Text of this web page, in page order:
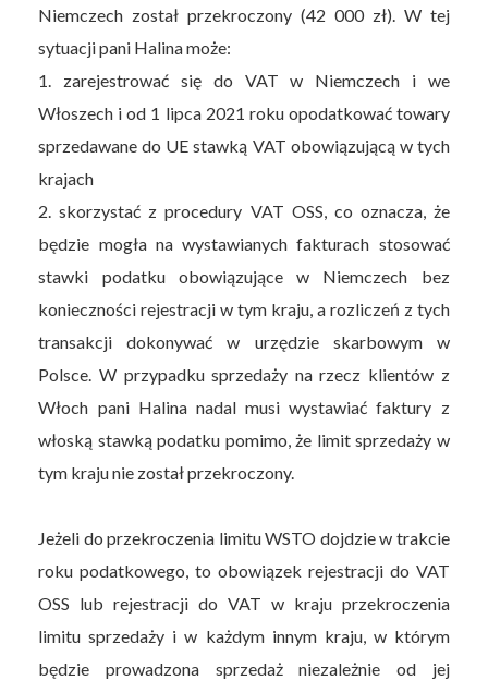
Niemczech został przekroczony (42 000 zł). W tej
sytuacji pani Halina może:
1. zarejestrować się do VAT w Niemczech i we
Włoszech i od 1 lipca 2021 roku opodatkować towary
sprzedawane do UE stawką VAT obowiązującą w tych
krajach
2. skorzystać z procedury VAT OSS, co oznacza, że
będzie mogła na wystawianych fakturach stosować
stawki podatku obowiązujące w Niemczech bez
konieczności rejestracji w tym kraju, a rozliczeń z tych
transakcji dokonywać w urzędzie skarbowym w
Polsce. W przypadku sprzedaży na rzecz klientów z
Włoch pani Halina nadal musi wystawiać faktury z
włoską stawką podatku pomimo, że limit sprzedaży w
tym kraju nie został przekroczony.
Jeżeli do przekroczenia limitu WSTO dojdzie w trakcie
roku podatkowego, to obowiązek rejestracji do VAT
OSS lub rejestracji do VAT w kraju przekroczenia
limitu sprzedaży i w każdym innym kraju, w którym
będzie prowadzona sprzedaż niezależnie od jej